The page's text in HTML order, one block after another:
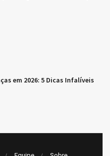
em 2026: 5 Dicas Infalíveis